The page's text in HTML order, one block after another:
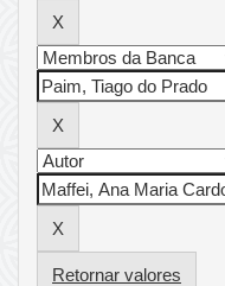
Retornar valores